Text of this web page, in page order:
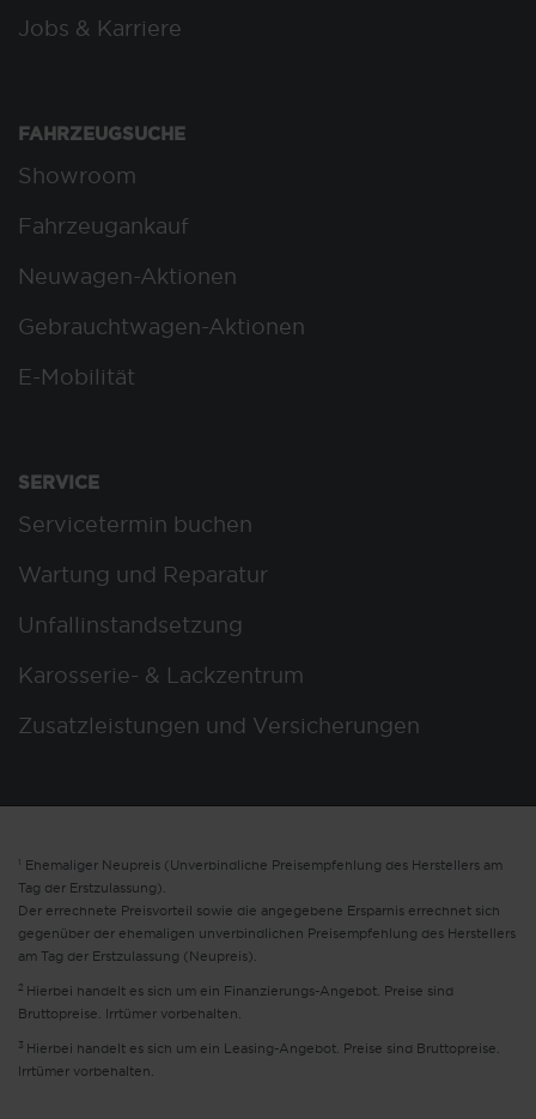
Jobs & Karriere
FAHRZEUGSUCHE
Showroom
Fahrzeugankauf
Neuwagen-Aktionen
Gebrauchtwagen-Aktionen
E-Mobilität
SERVICE
Servicetermin buchen
Wartung und Reparatur
Unfallinstandsetzung
Karosserie- & Lackzentrum
Zusatzleistungen und Versicherungen
1 Ehemaliger Neupreis (Unverbindliche Preisempfehlung des Herstellers am
Tag der Erstzulassung).
Der errechnete Preisvorteil sowie die angegebene Ersparnis errechnet sich
gegenüber der ehemaligen unverbindlichen Preisempfehlung des Herstellers
am Tag der Erstzulassung (Neupreis).
2 Hierbei handelt es sich um ein Finanzierungs-Angebot. Preise sind
Bruttopreise. Irrtümer vorbehalten.
3 Hierbei handelt es sich um ein Leasing-Angebot. Preise sind Bruttopreise.
Irrtümer vorbehalten.